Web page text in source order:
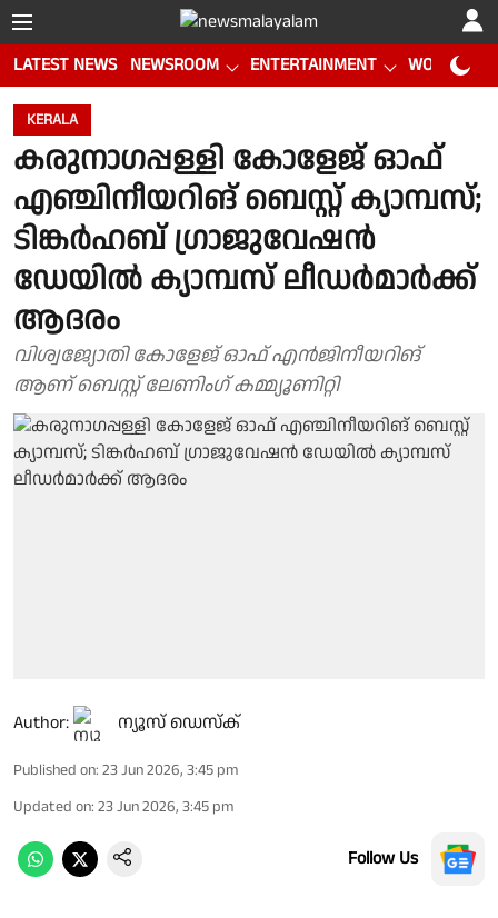
LATEST NEWS NEWSROOM ENTERTAINMENT WORLD CUP
KERALA
കരുനാഗപ്പള്ളി കോളേജ് ഓഫ്
എഞ്ചിനീയറിങ് ബെസ്റ്റ് ക്യാമ്പസ്;
ടിങ്കര്‍ഹബ് ഗ്രാജുവേഷന്‍
ഡേയില്‍ ക്യാമ്പസ് ലീഡര്‍മാര്‍ക്ക്
ആദരം
വിശ്വജ്യോതി കോളേജ് ഓഫ് എന്‍ജിനീയറിങ്
ആണ് ബെസ്റ്റ് ലേണിംഗ് കമ്മ്യൂണിറ്റി
Author: ന്യൂസ് ഡെസ്ക്
Published on: 23 Jun 2026, 3:45 pm
Updated on: 23 Jun 2026, 3:45 pm
Follow Us